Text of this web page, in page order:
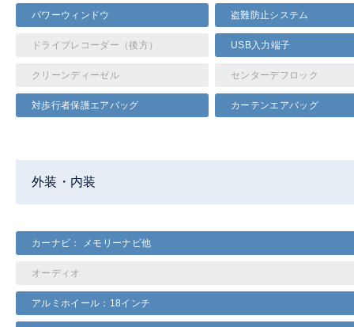
パワーウィンドウ 盗難防止システム
ドライブレコーダー（後方） USB入力端子
クリーンディーゼル センターデフロック
対歩行者保護エアバッグ カーテンエアバッグ
外装・内装
カーナビ： メモリーナビ他
オーディオ
アルミホイール：18インチ